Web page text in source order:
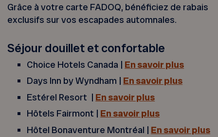
Grâce à votre carte FADOQ, bénéficiez de rabais
exclusifs sur vos escapades automnales.
Séjour douillet et confortable
Choice Hotels Canada | En savoir plus
Days Inn by Wyndham | En savoir plus
Estérel Resort | En savoir plus
Hôtels Fairmont | En savoir plus
Hôtel Bonaventure Montréal | En savoir plus